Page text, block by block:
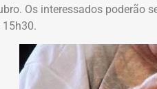
Os interessados poderão
15h30.